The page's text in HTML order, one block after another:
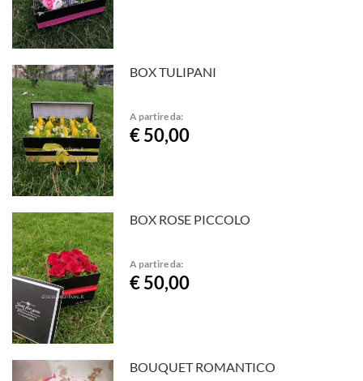
BOX TULIPANI
A partire da:
€ 50,00
BOX ROSE PICCOLO
A partire da:
€ 50,00
BOUQUET ROMANTICO